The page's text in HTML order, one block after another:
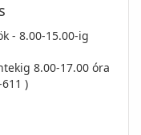
- 8.00-15.00-ig
8.00-17.00 óra
)